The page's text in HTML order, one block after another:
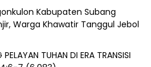
Kabupaten Subang
Warga Khawatir Tanggul Jebol
PELAYAN TUHAN DI ERA TRANSISI